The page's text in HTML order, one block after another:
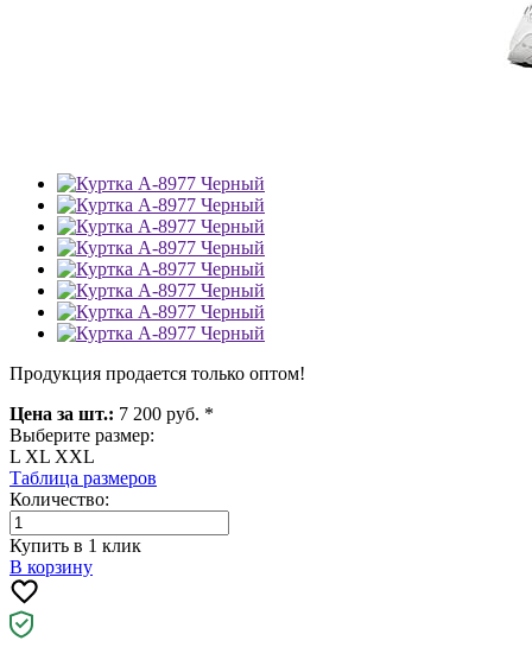
Продукция продается только оптом!
Цена за шт.: 7 200 руб. *
Выберите размер:
L XL XXL
Таблица размеров
Количество:
Купить в 1 клик
В корзину